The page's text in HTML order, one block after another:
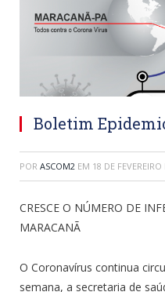
Boletim
POR ASCOM2 EM 18 DE FEVEREIRO
CRESCE O NÚMERO DE
MARACANÃ
O Coronavírus continua
semana, a secretaria de